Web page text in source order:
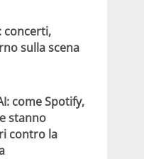
concerti,
sulla scena
come Spotify,
stanno
contro la